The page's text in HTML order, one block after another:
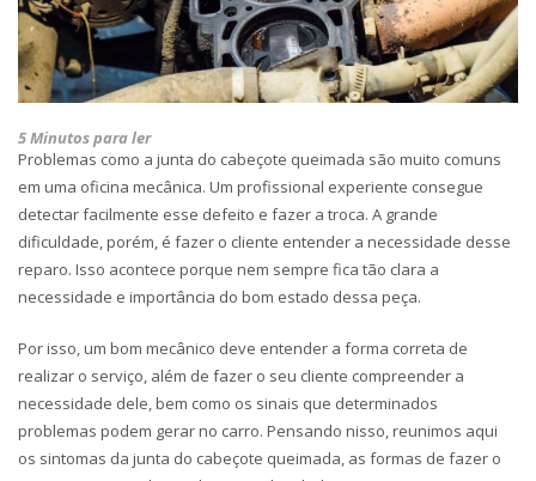
5 Minutos para ler
Problemas como a junta do cabeçote queimada são muito comuns
em uma oficina mecânica. Um profissional experiente consegue
detectar facilmente esse defeito e fazer a troca. A grande
dificuldade, porém, é fazer o cliente entender a necessidade desse
reparo. Isso acontece porque nem sempre fica tão clara a
necessidade e importância do bom estado dessa peça.
Por isso, um bom mecânico deve entender a forma correta de
realizar o serviço, além de fazer o seu cliente compreender a
necessidade dele, bem como os sinais que determinados
problemas podem gerar no carro. Pensando nisso, reunimos aqui
os sintomas da junta do cabeçote queimada, as formas de fazer o